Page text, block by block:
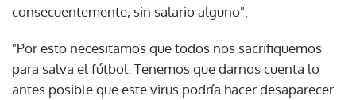
consecuentemente, sin salario alguno".
"Por esto necesitamos que todos nos sacrifiquemos
para salva el fútbol. Tenemos que darnos cuenta lo
antes posible que este virus podría hacer desaparecer